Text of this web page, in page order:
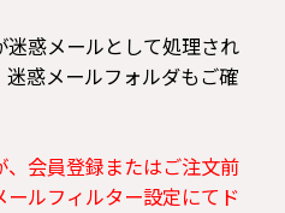
迷惑メールとして処理され
惑メールフォルダもご確
会員登録またはご注文前
ルフィルター設定にてド